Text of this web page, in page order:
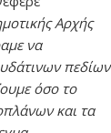
Αρχής
να
πεδίων
όσο το
και τα